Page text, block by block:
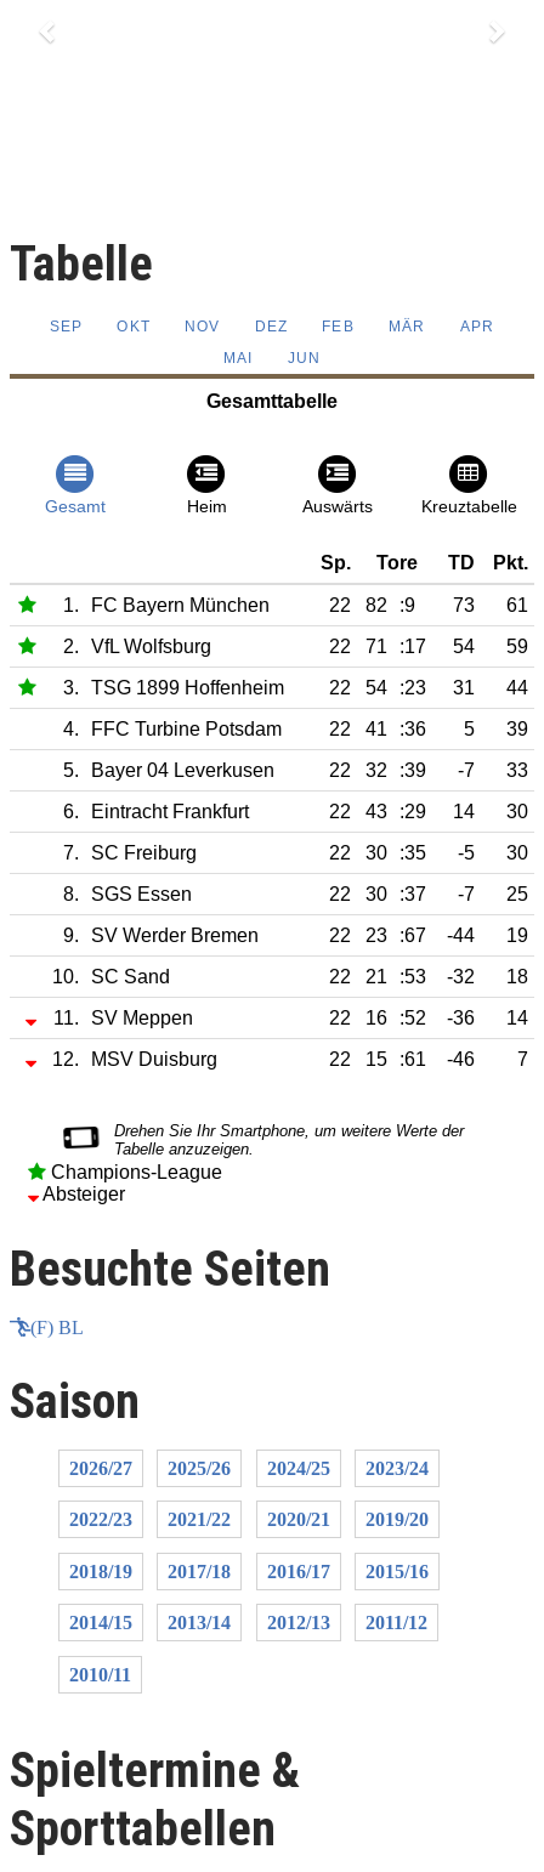
Tabelle
SEP OKT NOV DEZ FEB MÄR
APR
MAI
JUN
Gesamttabelle
Gesamt Heim Auswärts Kreuztabelle
Sp. Tore TD Pkt.
1. FC Bayern München 22 82 :9 73
61
2.
VfL Wolfsburg 22 71 :17 54
59
3.
TSG 1899 Hoffenheim 22 54 :23 31
44
4.
FFC Turbine Potsdam 22 41 :36 5
39
5.
Bayer 04 Leverkusen 22 32 :39 -7
33
6.
Eintracht Frankfurt 22 43 :29 14
30
7.
SC Freiburg 22 30 :35 -5
30
8.
SGS Essen 22 30 :37 -7
25
9.
SV Werder Bremen 22 23 :67 -44
19
10.
SC Sand 22 21 :53 -32
18
11.
SV Meppen 22 16 :52 -36
14
12.
MSV Duisburg 22 15 :61 -46 7
Champions-League
Absteiger
Besuchte Seiten
(F) BL
Saison
2026/27 2025/26 2024/25 2023/24
2022/23 2021/22 2020/21 2019/20
2018/19 2017/18 2016/17 2015/16
2014/15 2013/14 2012/13 2011/12
2010/11
Spieltermine &
Sporttabellen